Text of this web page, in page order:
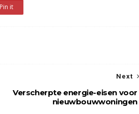
Pin it
Next
Verscherpte energie-eisen voor
nieuwbouwwoningen